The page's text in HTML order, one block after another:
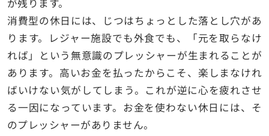
が残ります。
消費型の休日には、じつはちょっとした落とし穴があ
ります。レジャー施設でも外食でも、「元を取らなけ
れば」という無意識のプレッシャーが生まれることが
あります。高いお金を払ったからこそ、楽しまなけれ
ばいけない気がしてしまう。これが逆に心を疲れさせ
る一因になっています。お金を使わない休日には、そ
のプレッシャーがありません。